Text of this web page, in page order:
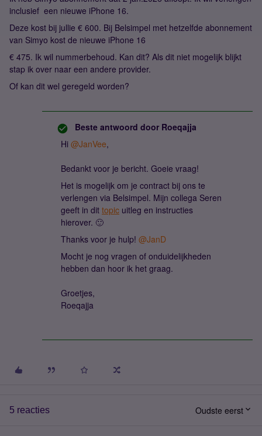
inclusief een nieuwe iPhone 16.
Deze kost bij jullie € 600. Bij Belsimpel met hetzelfde abonnement
van Simyo kost de nieuwe iPhone 16
€ 475. Ik wil nummerbehoud. Kan dit? Als dit niet mogelijk blijkt
stap ik over naar een andere provider.
Of kan dit wel geregeld worden?
Beste antwoord door Roeqajja
Hi ​ @JanVee,
Bedankt voor je bericht. Goeie vraag!
Het is mogelijk om je contract bij ons te
verlengen via Belsimpel. Mijn collega Seren
geeft in dit topic uitleg en instructies
hierover. 🙂
Thanks voor je hulp! ​ @JanD
Mocht je nog vragen of onduidelijkheden
hebben dan hoor ik het graag.
Groetjes,
Roeqajja
5 reacties Oudste eerst